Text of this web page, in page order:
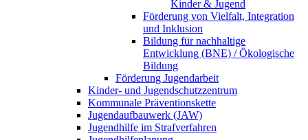
Kinder & Jugend
Förderung von Vielfalt, Integration
und Inklusion
Bildung für nachhaltige
Entwicklung (BNE) / Ökologische
Bildung
Förderung Jugendarbeit
Kinder- und Jugendschutzzentrum
Kommunale Präventionskette
Jugendaufbauwerk (JAW)
Jugendhilfe im Strafverfahren